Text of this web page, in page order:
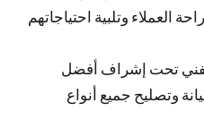
العملاء وتلبية احتياجاتهم
تحت إشراف أفضل
وتصليح جميع أنواع